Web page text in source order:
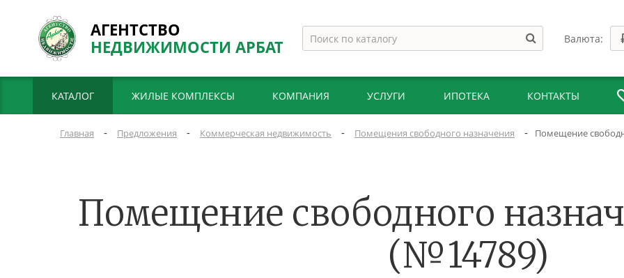
АГЕНТСТВО
НЕДВИЖИМОСТИ АРБАТ
Валюта:
КАТАЛОГ ЖИЛЫЕ КОМПЛЕКСЫ КОМПАНИЯ УСЛУГИ ИПОТЕКА КОНТАКТЫ
Главная - Предложения - Коммерческая недвижимость - Помещения свободного назначения - Помещение
Помещение свободного
(№14789)